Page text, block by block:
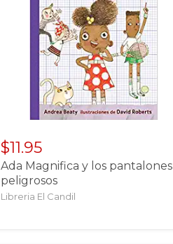
$11.95
Ada Magnifica y los pantalones
peligrosos
Libreria El Candil